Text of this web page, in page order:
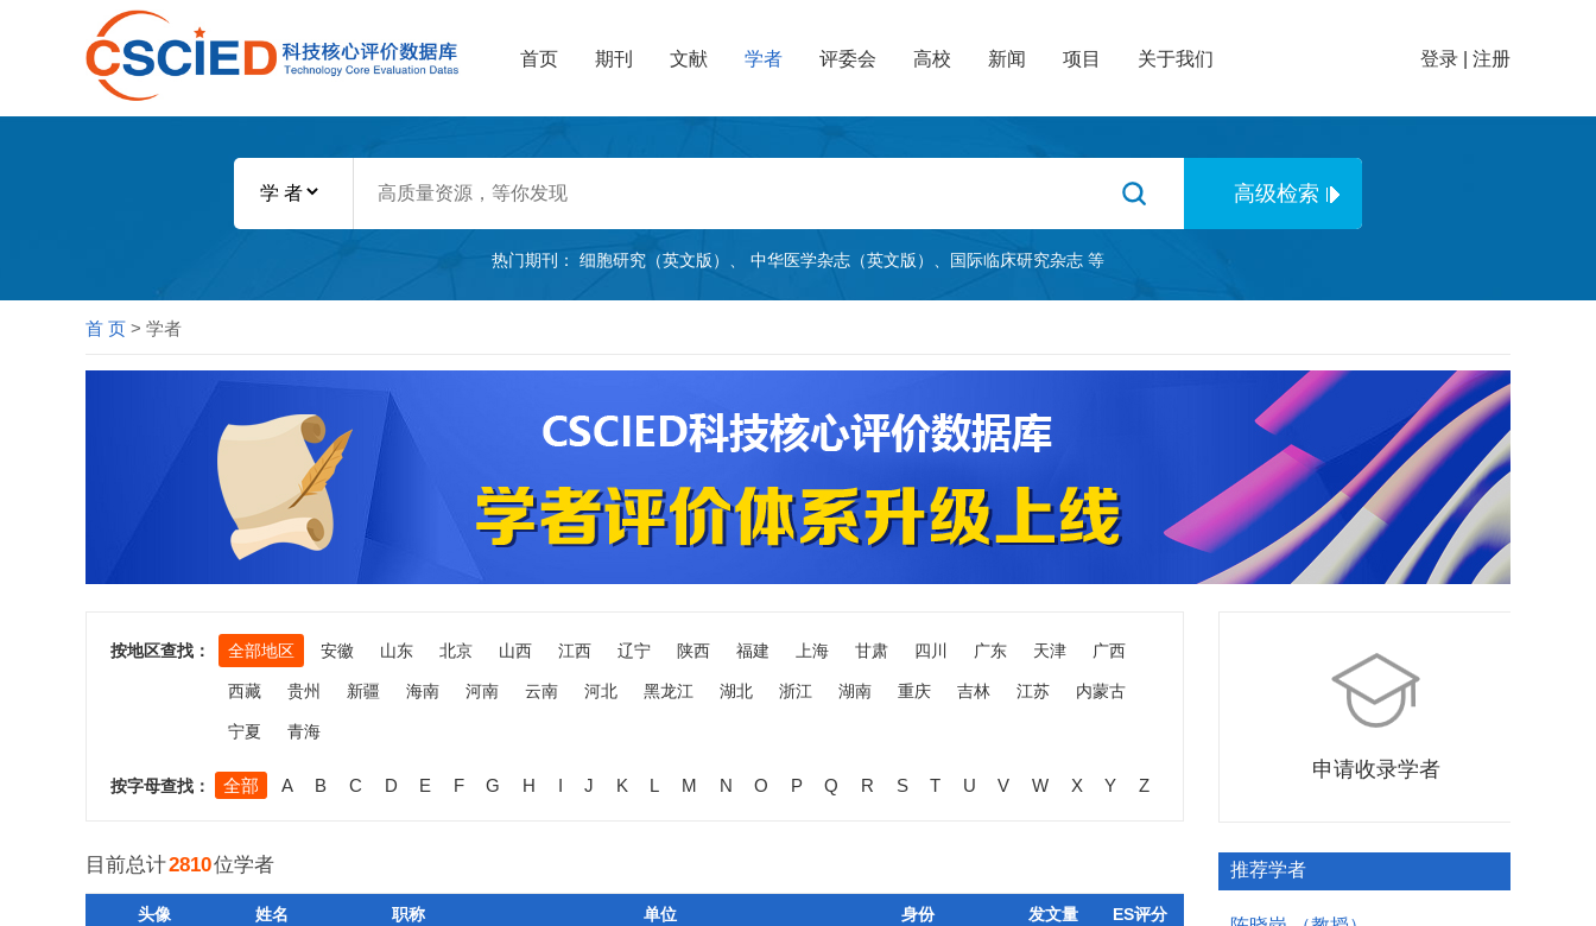
首页 期刊 文献 学者 评委会 高校 新闻 项目 关于我们 登录 注册
热门期刊： 细胞研究（英文版） 中华医学杂志（英文版） 国际临床研究杂志 等
首 页 > 学者
申请收录学者
推荐学者
按地区查找： 全部地区 安徽 山东 北京 山西 江西 辽宁 陕西 福建 上海 甘肃 四川 广东 天津 广西
西藏 贵州 新疆 海南 河南 云南 河北 黑龙江 湖北 浙江 湖南 重庆 吉林 江苏 内蒙古
宁夏 青海
按字母查找： 全部 A B C D E F G H I J K L M N O P Q R S T U V W X Y Z
目前总计2810位学者
头像 姓名 职称 单位 身份 发文量 ES评分